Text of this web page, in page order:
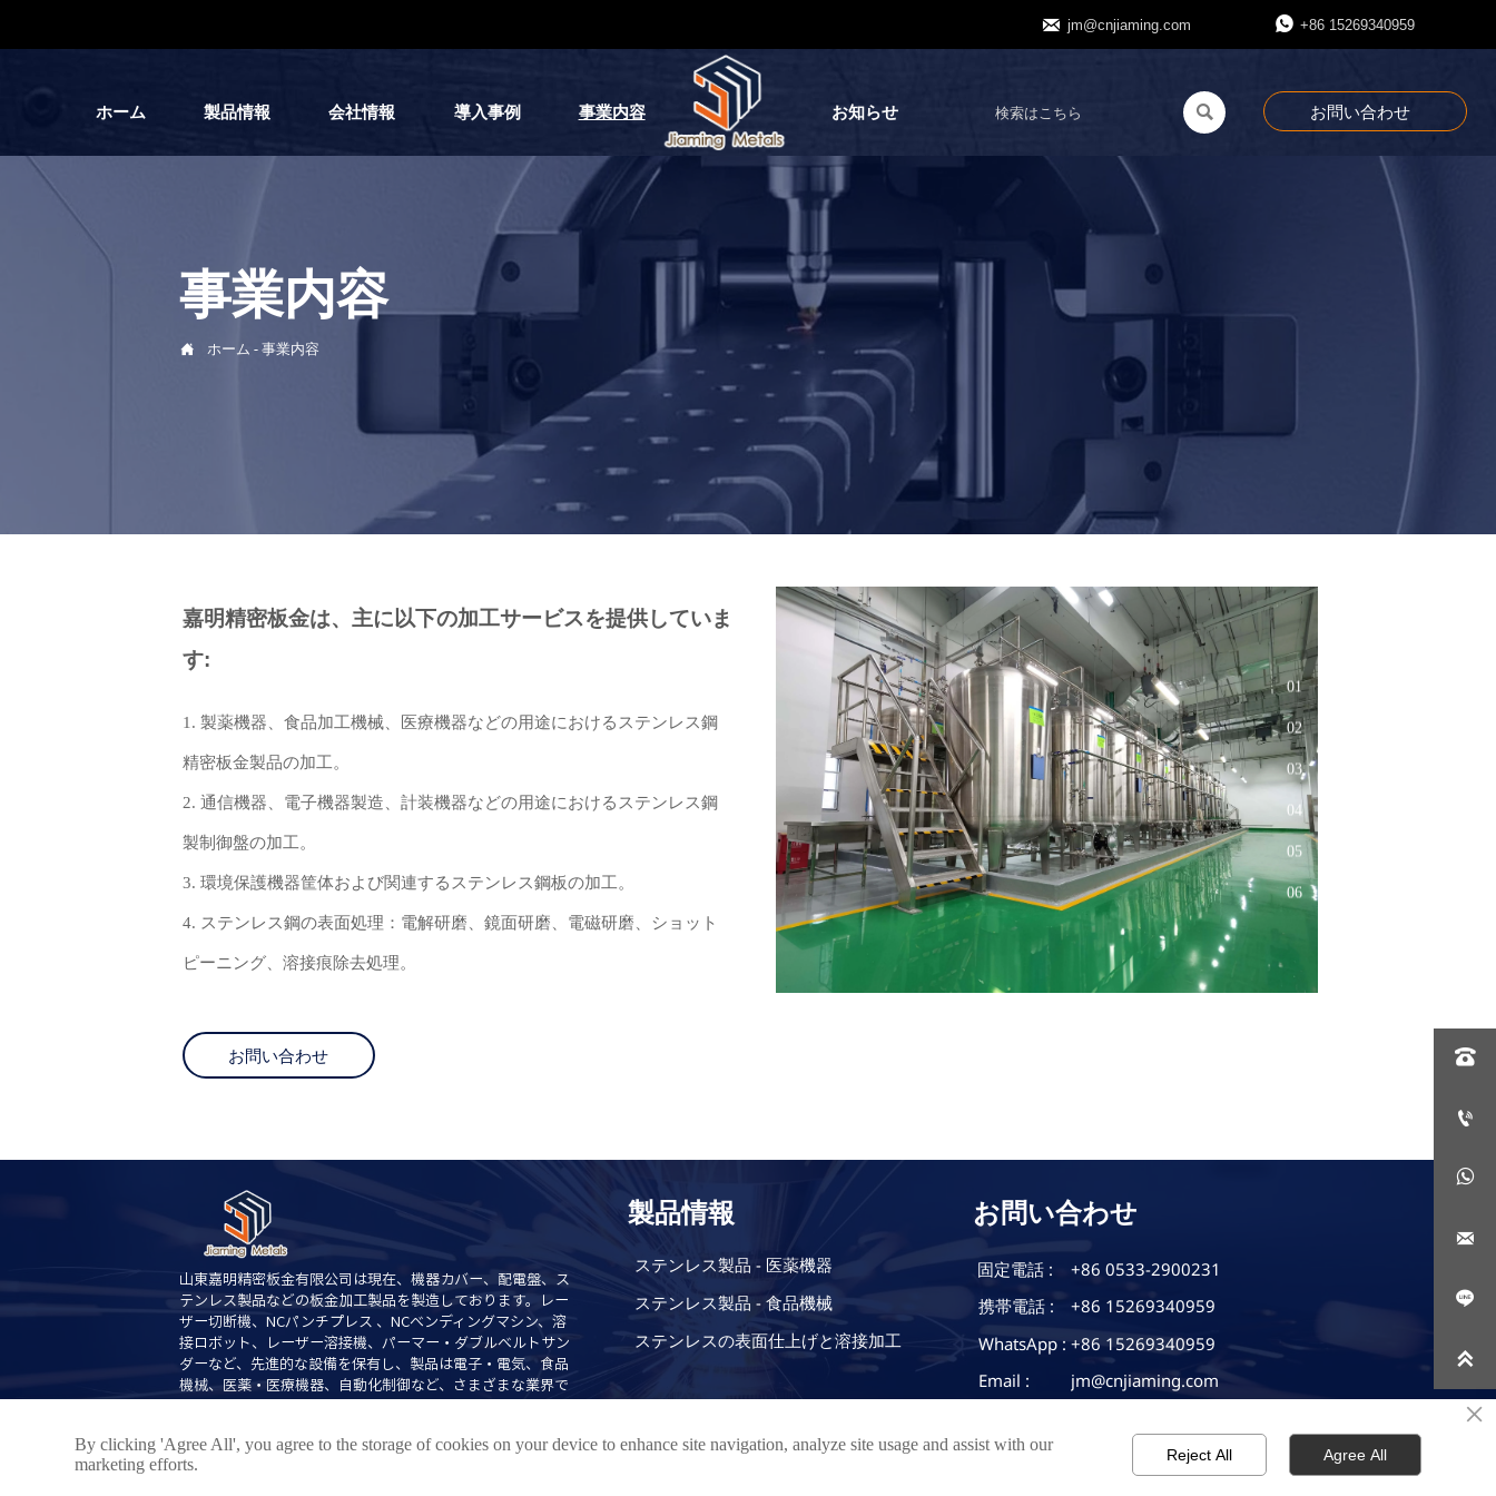
 jm@cnjiaming.com  +86 15269340959
ホーム 製品情報 会社情報 導入事例 事業内容 お知らせ  お問い合わせ
事業内容
 ホーム -事業内容
嘉明精密板金は、主に以下の加工サービスを提供していま
す:
1. 製薬機器、食品加工機械、医療機器などの用途におけるステンレス鋼
精密板金製品の加工。
2. 通信機器、電子機器製造、計装機器などの用途におけるステンレス鋼
製制御盤の加工。
3. 環境保護機器筐体および関連するステンレス鋼板の加工。
4. ステンレス鋼の表面処理：電解研磨、鏡面研磨、電磁研磨、ショット
ピーニング、溶接痕除去処理。
お問い合わせ
01
02
03
04
05
06
山東嘉明精密板金有限公司は現在、機器カバー、配電盤、ス
テンレス製品などの板金加工製品を製造しております。レー
ザー切断機、NCパンチプレス 、NCベンディングマシン、溶
接ロボット、レーザー溶接機、パーマー・ダブルベルトサン
ダーなど、先進的な設備を保有し、製品は電子・電気、食品
機械、医薬・医療機器、自動化制御など、さまざまな業界で
製品情報
ステンレス製品 - 医薬機器
ステンレス製品 - 食品機械
ステンレスの表面仕上げと溶接加工
お問い合わせ
固定電話 :
+86 0533-2900231
携帯電話 :
+86 15269340959
WhatsApp : +86 15269340959
Email :
jm@cnjiaming.com
南京路と華福大道交差点東150m道南側






×
By clicking 'Agree All', you agree to the storage of cookies on your device to enhance site navigation, analyze site usage and assist with our
marketing efforts.
Reject All Agree All